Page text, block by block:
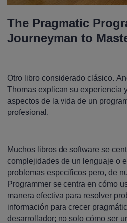
The Pragmatic
Journeyman to
Otro libro considerado clásico.
Thomas explican su experiencia
aspectos de la vida de un
profesional.
Muchos libros de software se
complejidades de un lenguaje o
problemas específicos pero, de
Programmer se centra en cómo
manera efectiva para resolver
información para crecer
desarrollador; no solo cómo ser